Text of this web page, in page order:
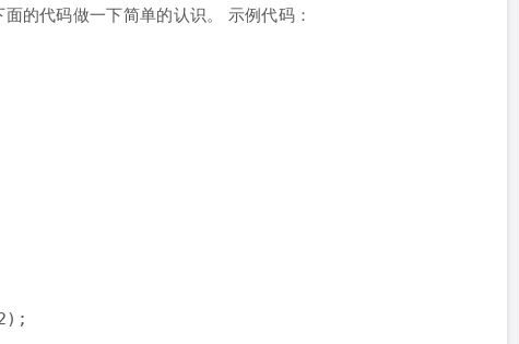
的代码做一下简单的认识。 示例代码：